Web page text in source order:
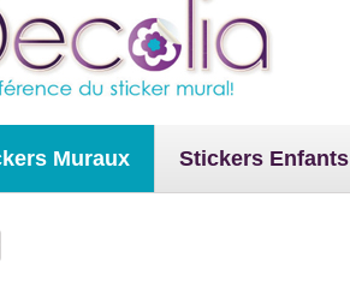
Muraux Stickers Enfants